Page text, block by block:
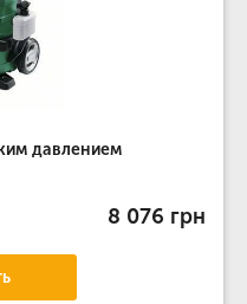
давлением
8 076 грн